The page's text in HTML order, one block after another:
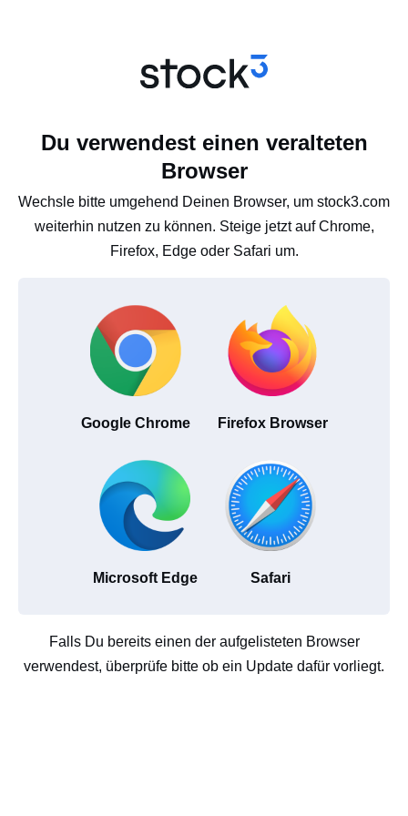
Du verwendest einen veralteten
Browser
Wechsle bitte umgehend Deinen Browser, um stock3.com
weiterhin nutzen zu können. Steige jetzt auf Chrome,
Firefox, Edge oder Safari um.
Google Chrome Firefox Browser
Microsoft Edge Safari
Falls Du bereits einen der aufgelisteten Browser
verwendest, überprüfe bitte ob ein Update dafür vorliegt.